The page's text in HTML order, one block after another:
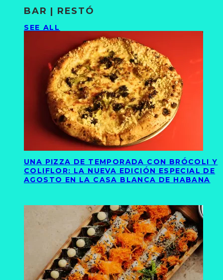
BAR | RESTÓ
SEE ALL
UNA PIZZA DE TEMPORADA CON BRÓCOLI Y
COLIFLOR: LA NUEVA EDICIÓN ESPECIAL DE
AGOSTO EN LA CASA BLANCA DE HABANA